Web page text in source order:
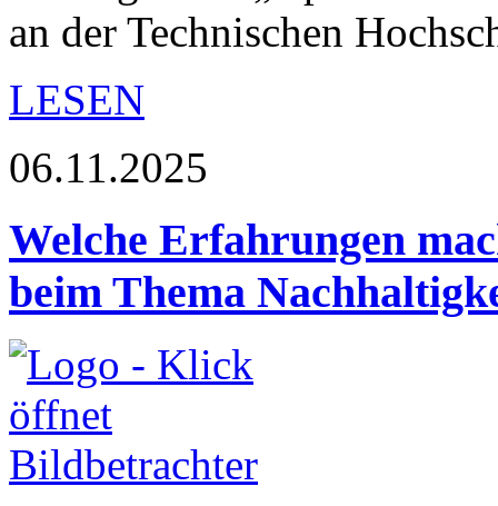
an der Technischen
LESEN
06.11.2025
Welche Erfahrungen
beim Thema